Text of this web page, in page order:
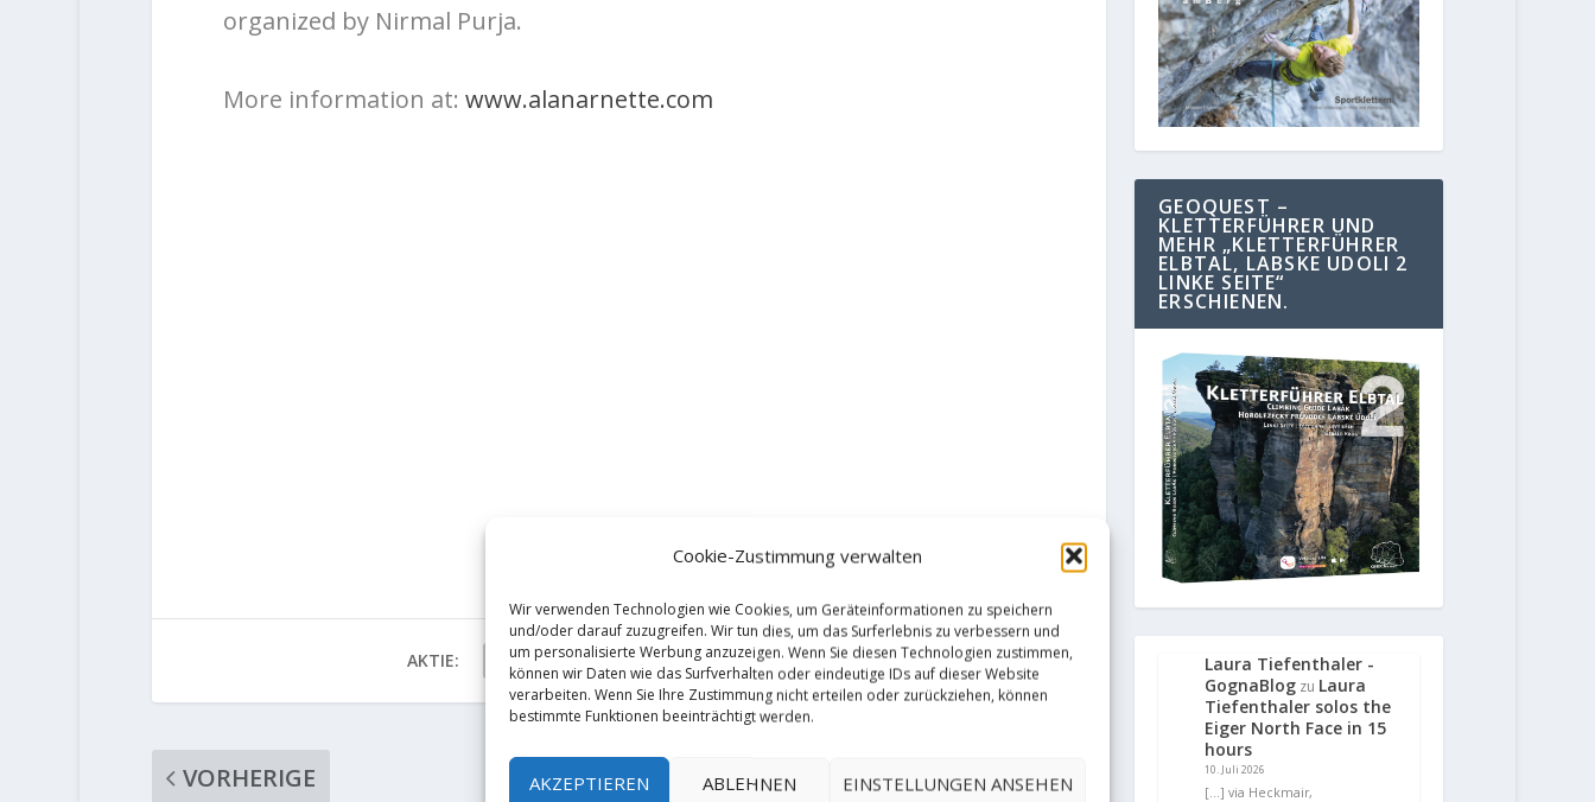
Cookie-Zustimmung verwalten
Wir verwenden Technologien wie Cookies, um Geräteinformationen zu speichern
und/oder darauf zuzugreifen. Wir tun dies, um das Surferlebnis zu verbessern und
um personalisierte Werbung anzuzeigen. Wenn Sie diesen Technologien zustimmen,
können wir Daten wie das Surfverhalten oder eindeutige IDs auf dieser Website
verarbeiten. Wenn Sie Ihre Zustimmung nicht erteilen oder zurückziehen, können
bestimmte Funktionen beeinträchtigt werden.
AKZEPTIEREN ABLEHNEN EINSTELLUNGEN ANSEHEN
organized by Nirmal Purja.
More information at: www.alanarnette.com
AKTIE: RATE:
VORHERIGE
NÄCHSTE
GEOQUEST –
KLETTERFÜHRER UND
MEHR „KLETTERFÜHRER
ELBTAL, LABSKE UDOLI 2
LINKE SEITE“
ERSCHIENEN.
Laura Tiefenthaler -
GognaBlog zu Laura
Tiefenthaler solos the
Eiger North Face in 15
hours
10. Juli 2026
[…] via Heckmair,